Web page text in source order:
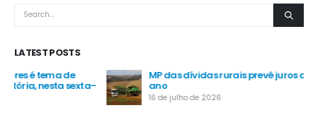
LATEST POSTS
MP das dívidas rurais prevê juros a partir de 5% ao
ano
16 de julho de 2026